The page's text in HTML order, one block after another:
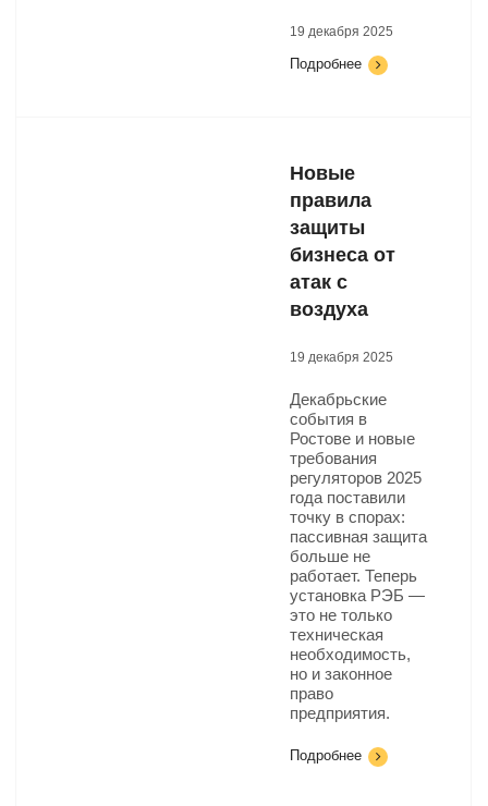
19 декабря 2025
Подробнее
Новые
правила
защиты
бизнеса от
атак с
воздуха
19 декабря 2025
Декабрьские
события в
Ростове и новые
требования
регуляторов 2025
года поставили
точку в спорах:
пассивная защита
больше не
работает. Теперь
установка РЭБ —
это не только
техническая
необходимость,
но и законное
право
предприятия.
Подробнее